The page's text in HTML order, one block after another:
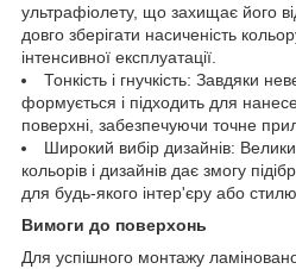
ультрафіолету, що захищає його
довго зберігати насиченість
інтенсивної експлуатації.
Тонкість і гнучкість: Завдяки
формується і підходить для
поверхні, забезпечуючи точне
Широкий вибір дизайнів:
кольорів і дизайнів дає змогу
для будь-якого інтер'єру або стилю.
Вимоги до поверхонь
Для успішного монтажу